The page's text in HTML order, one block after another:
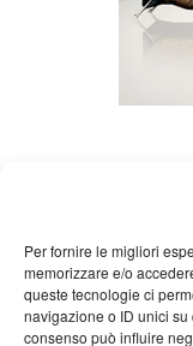
Per fornire le migliori
memorizzare e/o
queste tecnologie ci
navigazione o ID unici
consenso può influire
Chi siamo